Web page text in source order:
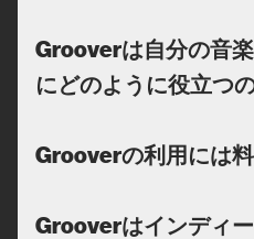
Grooverは自分の音
にどのように役立つ
Grooverの利用には
Grooverはインディ